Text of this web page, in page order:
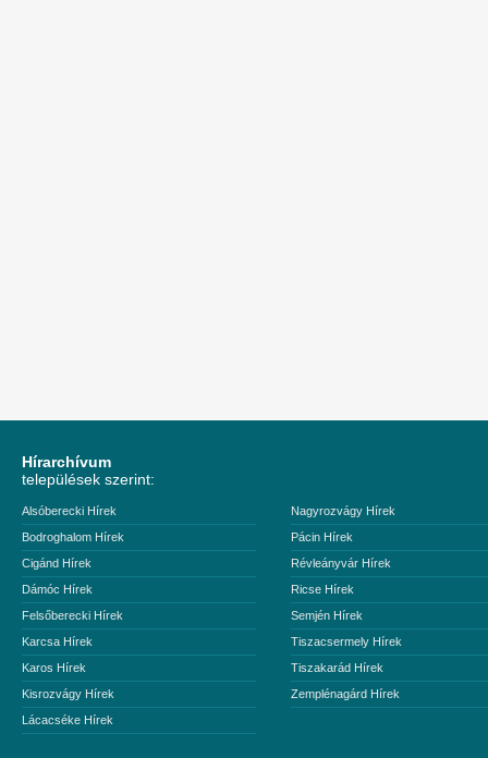
Hírarchívum
települések szerint:
Alsóberecki Hírek
Bodroghalom Hírek
Cigánd Hírek
Dámóc Hírek
Felsőberecki Hírek
Karcsa Hírek
Karos Hírek
Kisrozvágy Hírek
Lácacséke Hírek
Nagyrozvágy Hírek
Pácin Hírek
Révleányvár Hírek
Ricse Hírek
Semjén Hírek
Tiszacsermely Hírek
Tiszakarád Hírek
Zemplénagárd Hírek